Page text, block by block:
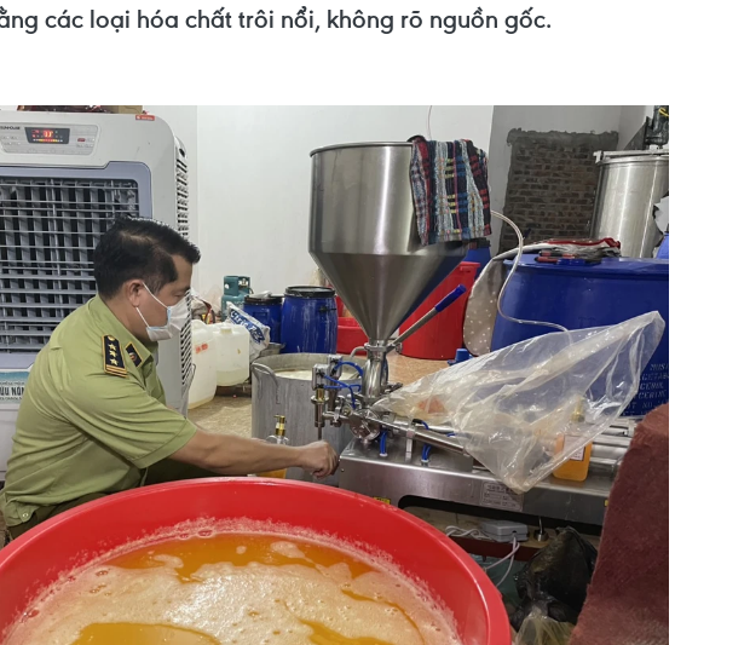
các loại hóa chất trôi nổi, không rõ nguồn gốc.